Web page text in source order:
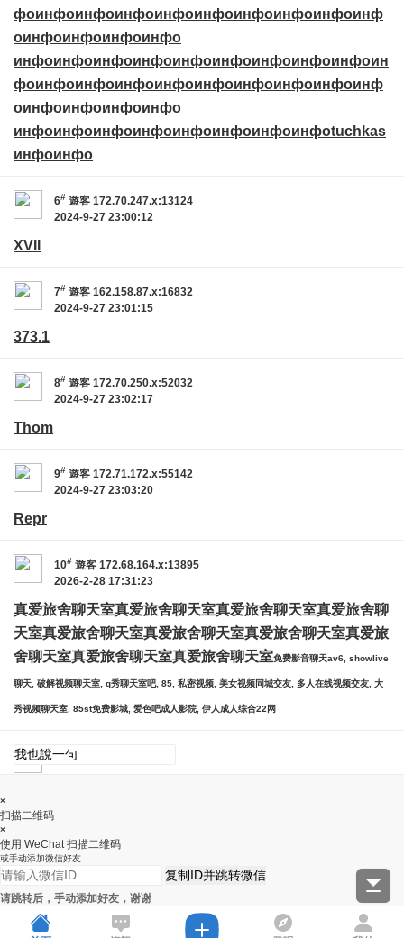
фоинфоинфоинфоинфоинфоинфоинфоинфоинф
оинфоинфоинфоинфо
инфоинфоинфоинфоинфоинфоинфоинфоинфоин
фоинфоинфоинфоинфоинфоинфоинфоинфоинф
оинфоинфоинфоинфо
инфоинфоинфоинфоинфоинфоинфоинфоtuchkas
инфоинфо
6# 遊客 172.70.247.x:13124
2024-9-27 23:00:12
XVII
7# 遊客 162.158.87.x:16832
2024-9-27 23:01:15
373.1
8# 遊客 172.70.250.x:52032
2024-9-27 23:02:17
Thom
9# 遊客 172.71.172.x:55142
2024-9-27 23:03:20
Repr
10# 遊客 172.68.164.x:13895
2026-2-28 17:31:23
真爱旅舍聊天室真爱旅舍聊天室真爱旅舍聊天室真爱旅舍聊
天室真爱旅舍聊天室真爱旅舍聊天室真爱旅舍聊天室真爱旅
舍聊天室真爱旅舍聊天室真爱旅舍聊天室免费影音聊天av6, showlive
聊天, 破解视频聊天室, q秀聊天室吧, 85, 私密视频, 美女视频同城交友, 多人在线视频交友, 大
秀视频聊天室, 85st免费影城, 爱色吧成人影院, 伊人成人综合22网
×
扫描二维码
×
使用 WeChat 扫描二维码
或手动添加微信好友
复制ID并跳转微信
请跳转后，手动添加好友，谢谢